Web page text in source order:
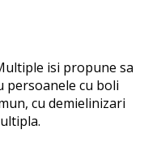
isi propune sa
cu boli
cu demielinizari